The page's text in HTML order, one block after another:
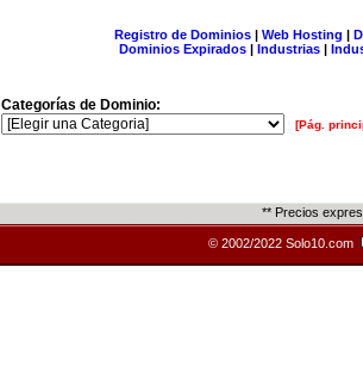
Registro de Dominios| Web Hosting |
Dominios Expirados | Industrias |
Categorías de Dominio:
[Pág.
** Precios
© 2002/2022 Solo10.com